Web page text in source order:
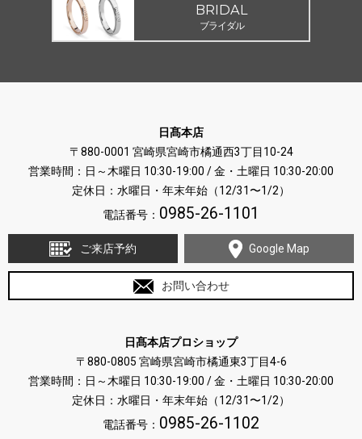
BRIDAL
ブライダル
日髙本店
〒880-0001 宮崎県宮崎市橘通西3丁目10-24
営業時間：日～木曜日 10:30-19:00 / 金・土曜日 10:30-20:00
定休日：水曜日・年末年始（12/31〜1/2）
電話番号： 0985-26-1101
ご来店予約 Google Map
お問い合わせ
日髙本店プロショップ
〒880-0805 宮崎県宮崎市橘通東3丁目4-6
営業時間：日～木曜日 10:30-19:00 / 金・土曜日 10:30-20:00
定休日：水曜日・年末年始（12/31〜1/2）
電話番号： 0985-26-1102